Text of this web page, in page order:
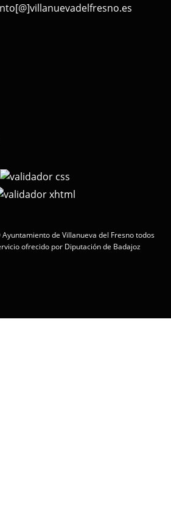
de Villanueva del Fresno todos
ofrecido por Diputación de Badajoz